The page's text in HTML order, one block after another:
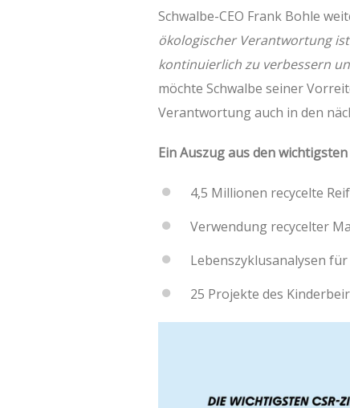
Schwalbe-CEO Frank Bohle
ökologischer Verantwortung
kontinuierlich zu verbessern
möchte Schwalbe seiner
Verantwortung auch in den
Ein Auszug aus den
4,5 Millionen recycelte
Verwendung recycelter
Lebenszyklusanalysen
25 Projekte des